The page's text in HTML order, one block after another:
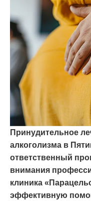
Принудительное
алкоголизма в
ответственный
внимания
клиника
эффективную